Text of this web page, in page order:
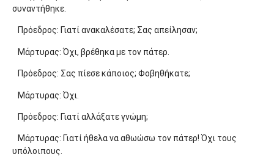
συναντήθηκε.
Πρόεδρος: Γιατί ανακαλέσατε; Σας απείλησαν;
Μάρτυρας: Όχι, βρέθηκα με τον πάτερ.
Πρόεδρος: Σας πίεσε κάποιος; Φοβηθήκατε;
Μάρτυρας: Όχι.
Πρόεδρος: Γιατί αλλάξατε γνώμη;
Μάρτυρας: Γιατί ήθελα να αθωώσω τον πάτερ! Όχι τους
υπόλοιπους.